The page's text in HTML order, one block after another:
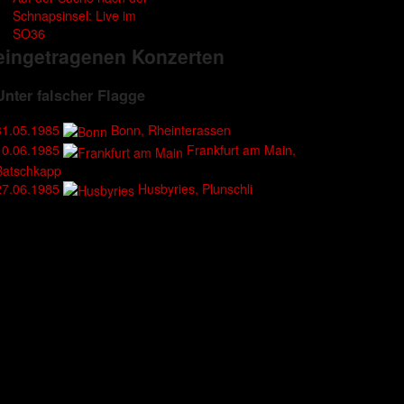
Schnapsinsel: Live im
SO36
Konzerten
falscher Flagge
Bonn, Rheinterassen
Frankfurt am Main,
Husbyries, Plunschli